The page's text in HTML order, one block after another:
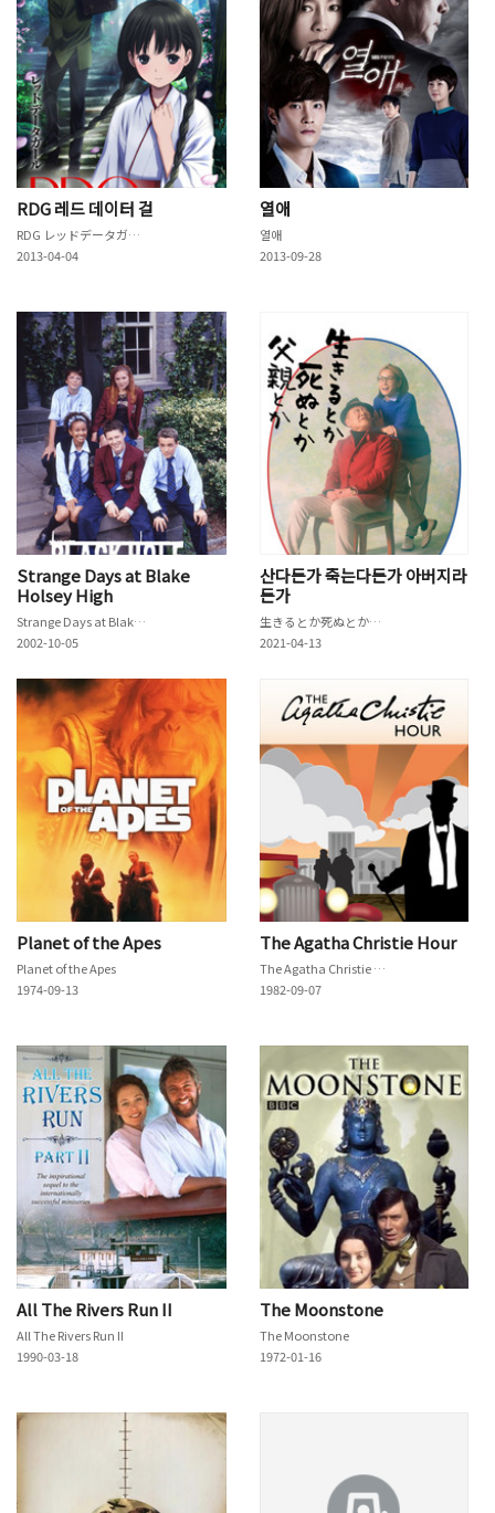
RDG 레드 데이터 걸
RDG レッドデータガール
2013-04-04
열애
열애
2013-09-28
Strange Days at Blake
Holsey High
Strange Days at Blake Holsey High
2002-10-05
산다든가 죽는다든가 아버지라
든가
生きるとか死ぬとか父親とか
2021-04-13
Planet of the Apes
Planet of the Apes
1974-09-13
The Agatha Christie Hour
The Agatha Christie Hour
1982-09-07
All The Rivers Run II
All The Rivers Run II
1990-03-18
The Moonstone
The Moonstone
1972-01-16